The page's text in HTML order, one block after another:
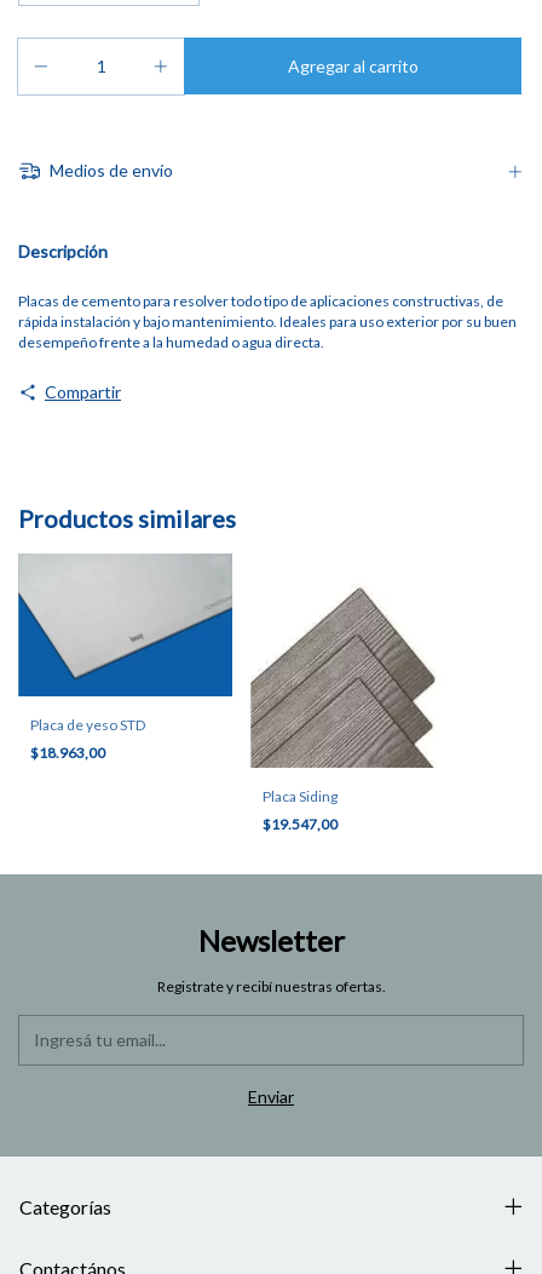
Medios de envío
Descripción
Placas de cemento para resolver todo tipo de aplicaciones constructivas, de
rápida instalación y bajo mantenimiento. Ideales para uso exterior por su buen
desempeño frente a la humedad o agua directa.
Compartir
Productos similares
Placa de yeso STD
$18.963,00
Placa Siding
$19.547,00
Newsletter
Registrate y recibí nuestras ofertas.
Categorías
Contactános